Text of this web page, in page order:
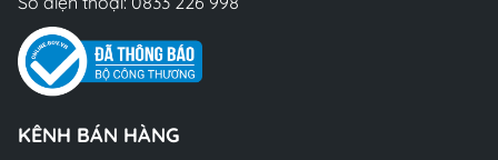
KÊNH BÁN HÀNG